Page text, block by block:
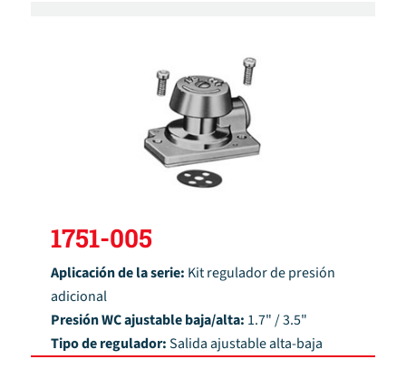
1751-005
Aplicación de la serie: Kit regulador de presión
adicional
Presión WC ajustable baja/alta: 1.7" / 3.5"
Tipo de regulador:Salida ajustable alta-baja